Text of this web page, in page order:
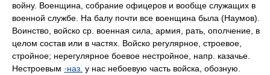
войну. Военщина, собрание офицеров и вообще служащих в
военной службе. На балу почти все военщина была (Наумов).
Воинство, войско ср. военная сила, армия, рать, ополчение, в
целом состав или в частях. Войско регулярное, строевое,
стройное; нерегулярное боевое нестройное, напр. казачье.
Нестроевым ·наз. у нас небоевую часть войска, обозную.